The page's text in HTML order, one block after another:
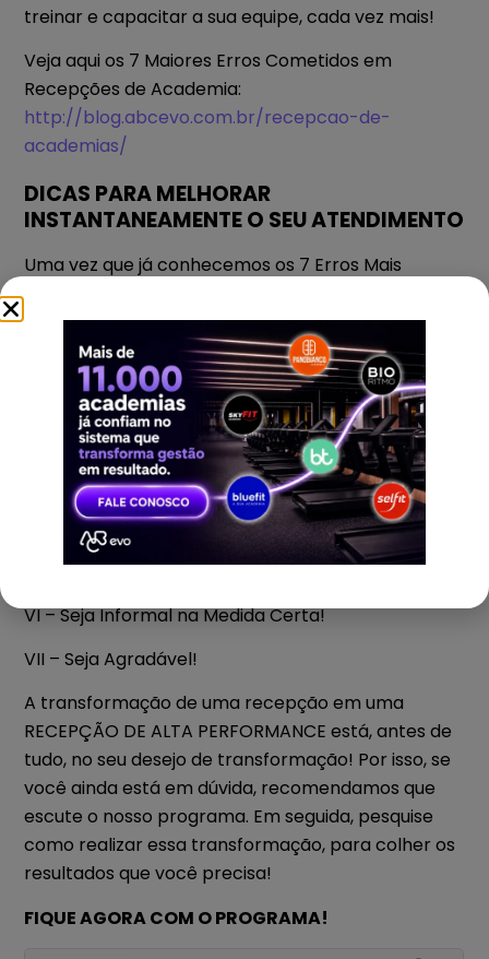
treinar e capacitar a sua equipe, cada vez mais!
Veja aqui os 7 Maiores Erros Cometidos em
Recepções de Academia:
http://blog.abcevo.com.br/recepcao-de-
academias/
DICAS PARA MELHORAR
INSTANTANEAMENTE O SEU ATENDIMENTO
Uma vez que já conhecemos os 7 Erros Mais
Dicas para Sua Equipe colocar em prática e evitar
esses e muitos erros:
I – Sorria!
II – Cumprimente!
III – Olhe nos olhos!
IV – Esteja Alerta!
V – Esteja Disponível!
VI – Seja Informal na Medida Certa!
VII – Seja Agradável!
A transformação de uma recepção em uma
RECEPÇÃO DE ALTA PERFORMANCE está, antes de
tudo, no seu desejo de transformação! Por isso, se
você ainda está em dúvida, recomendamos que
escute o nosso programa. Em seguida, pesquise
como realizar essa transformação, para colher os
resultados que você precisa!
FIQUE AGORA COM O PROGRAMA!